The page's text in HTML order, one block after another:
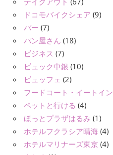
ドコモバイクシェア (9)
バー (7)
パン屋さん (18)
ビジネス (7)
ビュック中銀 (10)
ビュッフェ (2)
フードコート・イートイン
ペットと行ける (4)
ほっとプラザはるみ (1)
ホテルフクラシア晴海 (4)
ホテルマリナーズ東京 (4)